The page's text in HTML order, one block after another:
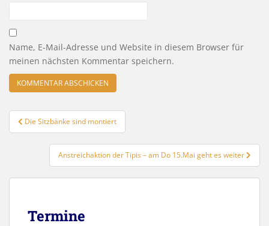
Name, E-Mail-Adresse und Website in diesem Browser für
meinen nächsten Kommentar speichern.
Beitragsnavigation
Die Sitzbänke sind montiert
Anstreichaktion der Tipis – am Do 15.Mai geht es weiter
Termine